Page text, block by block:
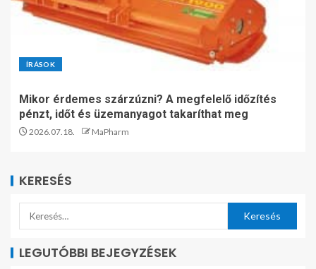
ÍRÁSOK
Mikor érdemes szárzúzni? A megfelelő időzítés
pénzt, időt és üzemanyagot takaríthat meg
2026.07.18. MaPharm
KERESÉS
LEGUTÓBBI BEJEGYZÉSEK